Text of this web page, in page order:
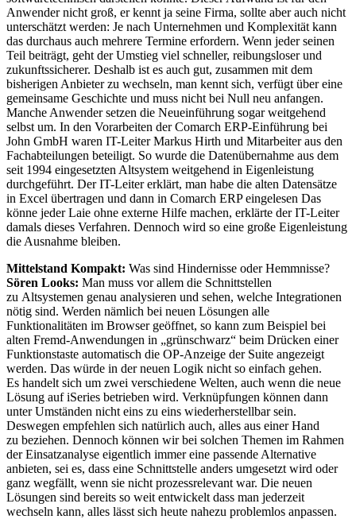
Anwender nicht groß, er kennt ja seine Firma, sollte aber auch nicht
unterschätzt werden: Je nach Unternehmen und Komplexität kann
das durchaus auch mehrere Termine erfordern. Wenn jeder seinen
Teil beiträgt, geht der Umstieg viel schneller, reibungsloser und
zukunftssicherer. Deshalb ist es auch gut, zusammen mit dem
bisherigen Anbieter zu wechseln, man kennt sich, verfügt über eine
gemeinsame Geschichte und muss nicht bei Null neu anfangen.
Manche Anwender setzen die Neueinführung sogar weitgehend
selbst um. In den Vorarbeiten der Comarch ERP-Einführung bei
John GmbH waren IT-Leiter Markus Hirth und Mitarbeiter aus den
Fachabteilungen beteiligt. So wurde die Datenübernahme aus dem
seit 1994 eingesetzten Altsystem weitgehend in Eigenleistung
durchgeführt. Der IT-Leiter erklärt, man habe die alten Datensätze
in Excel übertragen und dann in Comarch ERP eingelesen Das
könne jeder Laie ohne externe Hilfe machen, erklärte der IT-Leiter
damals dieses Verfahren. Dennoch wird so eine große Eigenleistung
die Ausnahme bleiben.
Mittelstand Kompakt: Was sind Hindernisse oder Hemmnisse?
Sören Looks: Man muss vor allem die Schnittstellen
zu Altsystemen genau analysieren und sehen, welche Integrationen
nötig sind. Werden nämlich bei neuen Lösungen alle
Funktionalitäten im Browser geöffnet, so kann zum Beispiel bei
alten Fremd-Anwendungen in „grünschwarz“ beim Drücken einer
Funktionstaste automatisch die OP-Anzeige der Suite angezeigt
werden. Das würde in der neuen Logik nicht so einfach gehen.
Es handelt sich um zwei verschiedene Welten, auch wenn die neue
Lösung auf iSeries betrieben wird. Verknüpfungen können dann
unter Umständen nicht eins zu eins wiederherstellbar sein.
Deswegen empfehlen sich natürlich auch, alles aus einer Hand
zu beziehen. Dennoch können wir bei solchen Themen im Rahmen
der Einsatzanalyse eigentlich immer eine passende Alternative
anbieten, sei es, dass eine Schnittstelle anders umgesetzt wird oder
ganz wegfällt, wenn sie nicht prozessrelevant war. Die neuen
Lösungen sind bereits so weit entwickelt dass man jederzeit
wechseln kann, alles lässt sich heute nahezu problemlos anpassen.